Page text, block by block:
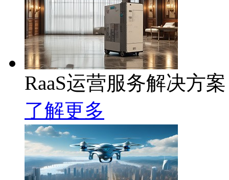
RaaS运营服务解决方案
了解更多